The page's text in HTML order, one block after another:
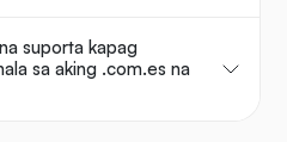
suporta kapag
sa aking .com.es na